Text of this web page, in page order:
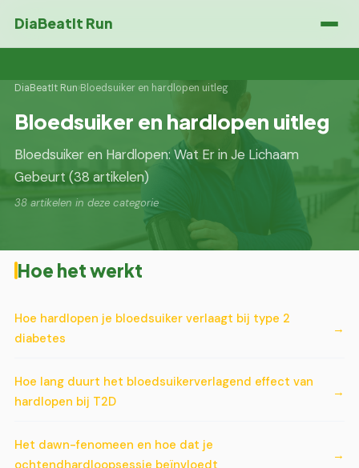
DiaBeatIt Run
DiaBeatIt Run›Bloedsuiker en hardlopen uitleg
Bloedsuiker en hardlopen uitleg
Bloedsuiker en Hardlopen: Wat Er in Je Lichaam
Gebeurt (38 artikelen)
38 artikelen in deze categorie
Hoe het werkt
Hoe hardlopen je bloedsuiker verlaagt bij type 2
diabetes
Hoe lang duurt het bloedsuikerverlagend effect van
hardlopen bij T2D
Het dawn-fenomeen en hoe dat je